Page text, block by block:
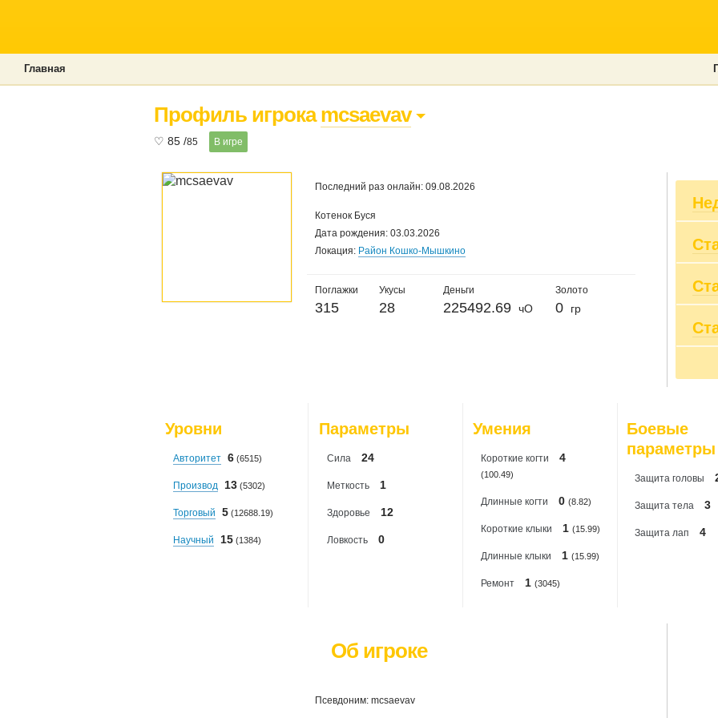
Главная
Профиль игрокаmcsaevav
♡ 85 /85 В игре
Последний раз онлайн: 09.08.2026
Котенок Буся
Дата рождения: 03.03.2026
Локация: Район Кошко-Мышкино
Поглажки
315
Укусы
28
Деньги
225492.69 чО
Золото
0 гр
Уровни
Авторитет 6 (6515)
Производ 13 (5302)
Торговый 5 (12688.19)
Научный 15 (1384)
Параметры
Сила 24
Меткость 1
Здоровье 12
Ловкость 0
Умения
Короткиe когти 4
(100.49)
Длинные когти 0 (8.82)
Короткие клыки 1 (15.99)
Длинные клыки 1 (15.99)
Ремонт 1 (3045)
Боевые
параметры
Защита головы
Защита тела 3
Защита лап 4
Об игроке
Псевдоним: mcsaevav